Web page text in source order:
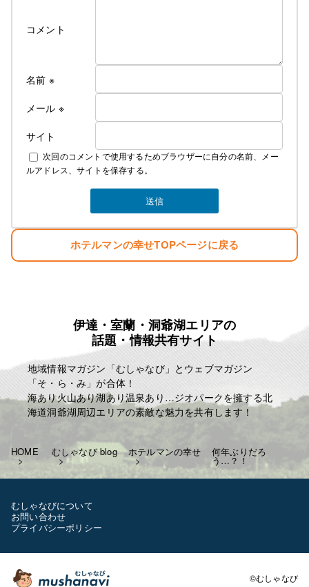
コメント
名前 ※
メール ※
サイト
次回のコメントで使用するためブラウザーに自分の名前、メー
ルアドレス、サイトを保存する。
ホテルマンの幸せTOPページに戻る
伊達・室蘭・洞爺湖エリアの
話題・情報共有サイト
地域情報マガジン「むしゃなび」とウェブマガジン
「そ・ら・み」が合体！
海あり火山あり湖あり温泉あり…ジオパークを擁する北
海道洞爺湖周辺エリアの素敵な魅力を共有します！
HOME むしゃなび blog ホテルマンの幸せ 何年ぶりだろ
う…？！
むしゃなびについて
お問い合わせ
プライバシーポリシー
©むしゃなび